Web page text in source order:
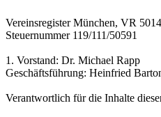
Vereinsregister München, VR
Steuernummer 119/111/50591
1. Vorstand: Dr. Michael Rapp
Geschäftsführung: Heinfried
Verantwortlich für die Inhalte